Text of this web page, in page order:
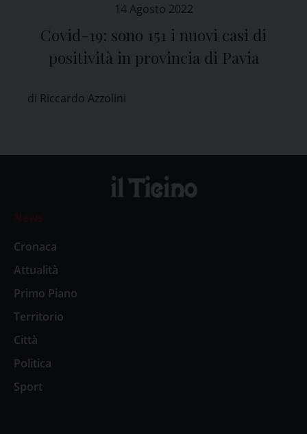
14 Agosto 2022
Covid-19: sono 151 i nuovi casi di
positività in provincia di Pavia
di Riccardo Azzolini
News
Cronaca
Attualità
Primo Piano
Territorio
Città
Politica
Sport